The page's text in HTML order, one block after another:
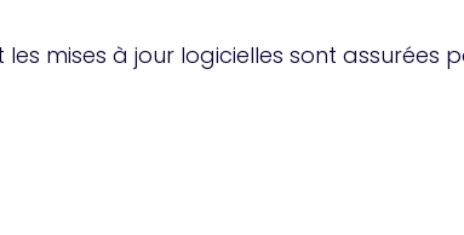
mises à jour logicielles sont assurées